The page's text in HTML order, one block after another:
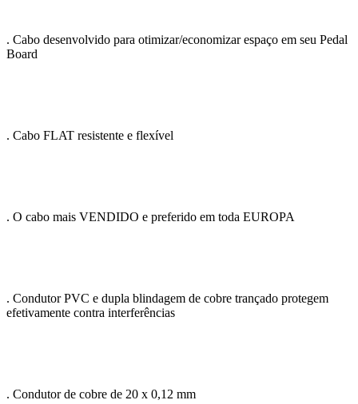
. Cabo desenvolvido para otimizar/economizar espaço em seu Pedal
Board
. Cabo FLAT resistente e flexível
. O cabo mais VENDIDO e preferido em toda EUROPA
. Condutor PVC e dupla blindagem de cobre trançado protegem
efetivamente contra interferências
. Condutor de cobre de 20 x 0,12 mm